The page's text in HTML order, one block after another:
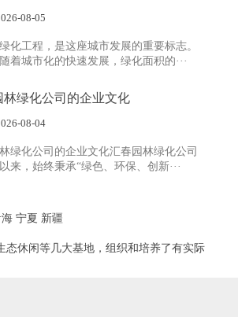
08-05
化工程，是这座城市发展的重要标志。
着城市化的快速发展，绿化面积的···
林绿化公司的企业文化
08-04
绿化公司的企业文化汇春园林绿化公司
来，始终秉承“绿色、环保、创新···
宁夏 新疆
休闲等几大基地，组织和培养了有实际